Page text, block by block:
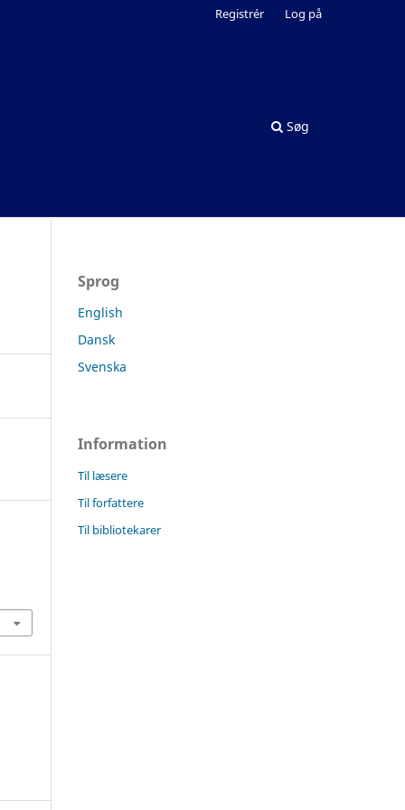
Søg
Registrér Log på
Sprog
English
Dansk
Svenska
Information
Til læsere
Til forfattere
Til bibliotekarer